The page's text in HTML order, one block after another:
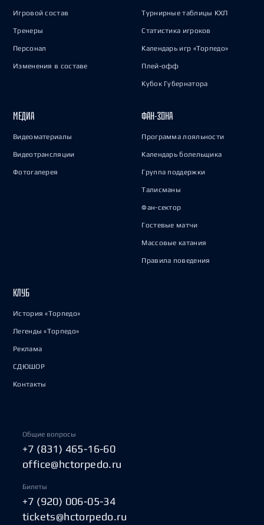
Игровой состав
Тренеры
Персонал
Изменения в составе
Турнирные таблицы КХЛ
Статистика игроков
Календарь игр «Торпедо»
Плей-офф
Кубок Губернатора
МЕДИА
Видеоматериалы
Видеотрансляции
Фотогалерея
ФАН-ЗОНА
Программа лояльности
Календарь болельщика
Группа поддержки
Талисманы
Фан-сектор
Гостевые матчи
Массовые катания
Правила поведения
КЛУБ
История «Торпедо»
Легенды «Торпедо»
Реклама
СДЮШОР
Контакты
Общие вопросы
+7 (831) 465-16-60
office@hctorpedo.ru
Билеты
+7 (920) 006-05-34
tickets@hctorpedo.ru